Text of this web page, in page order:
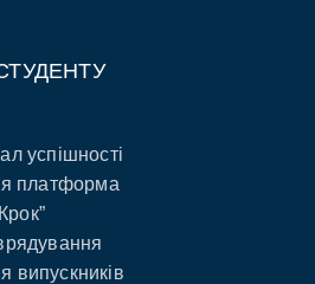
успішності
платформа
випускників